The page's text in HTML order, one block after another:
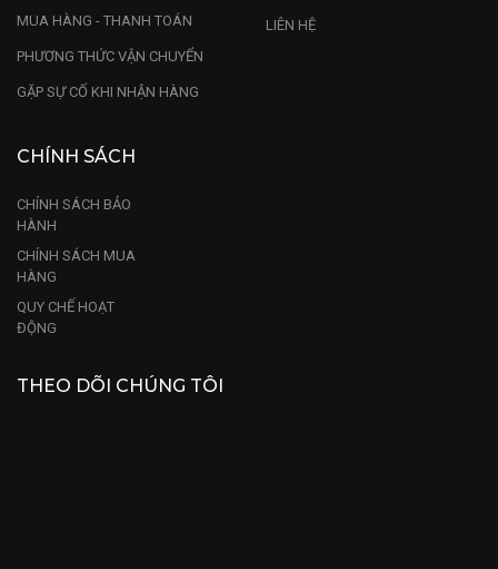
MUA HÀNG - THANH TOÁN
PHƯƠNG THỨC VẬN CHUYỂN
GẶP SỰ CỐ KHI NHẬN HÀNG
LIÊN HỆ
CHÍNH SÁCH
CHÍNH SÁCH BẢO
HÀNH
CHÍNH SÁCH MUA
HÀNG
QUY CHẾ HOẠT
ĐỘNG
THEO DÕI CHÚNG TÔI